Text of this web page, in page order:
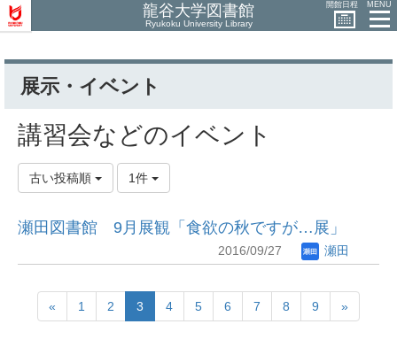
龍谷大学図書館
Ryukoku University Library
開館日程 MENU
展示・イベント
講習会などのイベント
古い投稿順 1件
瀬田図書館 9月展観「食欲の秋ですが…展」
2016/09/27 瀬田
« 1 2 3 4 5 6 7 8 9 »